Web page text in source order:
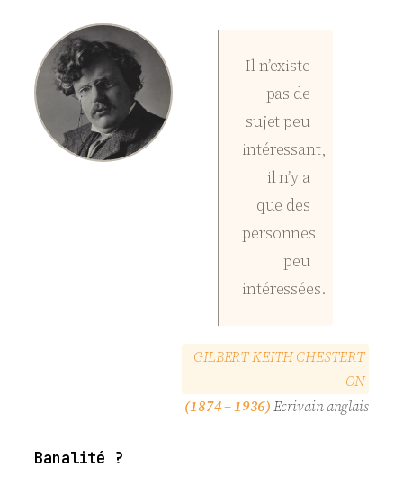
Il n’existe
pas de
sujet peu
intéressant,
il n’y a
que des
personnes
peu
intéressées.
GILBERTKEITHCHESTERT
ON
(1874 – 1936)Ecrivain anglais
Banalité ?